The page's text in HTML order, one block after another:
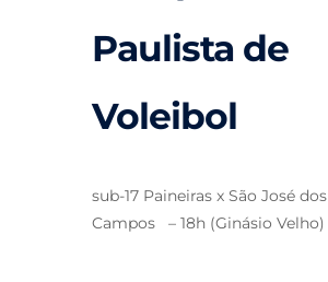
Paulista de
Voleibol
sub-17 Paineiras x São José dos
Campos – 18h (Ginásio Velho)